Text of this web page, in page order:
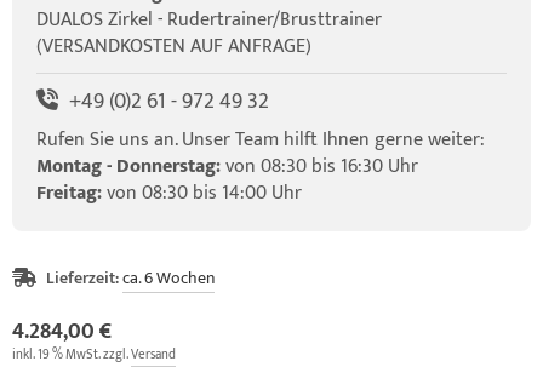
DUALOS Zirkel - Rudertrainer/Brusttrainer
(VERSANDKOSTEN AUF ANFRAGE)
+49 (0)2 61 - 972 49 32
Rufen Sie uns an. Unser Team hilft Ihnen gerne weiter:
Montag - Donnerstag:von 08:30 bis 16:30 Uhr
Freitag:von 08:30 bis 14:00 Uhr
Lieferzeit:ca. 6 Wochen
4.284,00 €
inkl. 19 % MwSt. zzgl.Versand